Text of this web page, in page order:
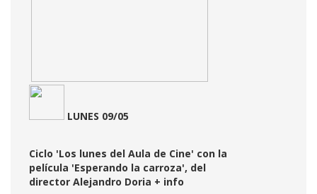
LUNES 09/05
Ciclo 'Los lunes del Aula de Cine' con la
película 'Esperando la carroza', del
director Alejandro Doria + info